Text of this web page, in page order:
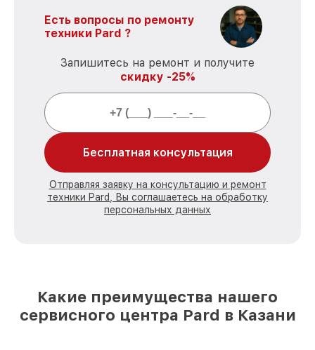
Есть вопросы по ремонту
техники Pard ?
Запишитесь на ремонт и получите
скидку -25%
Бесплатная консультация
Отправляя заявку на консультацию и ремонт
техники Pard, Вы соглашаетесь на обработку
персональных данных
Какие преимущества нашего
сервисного центра Pard в Казани